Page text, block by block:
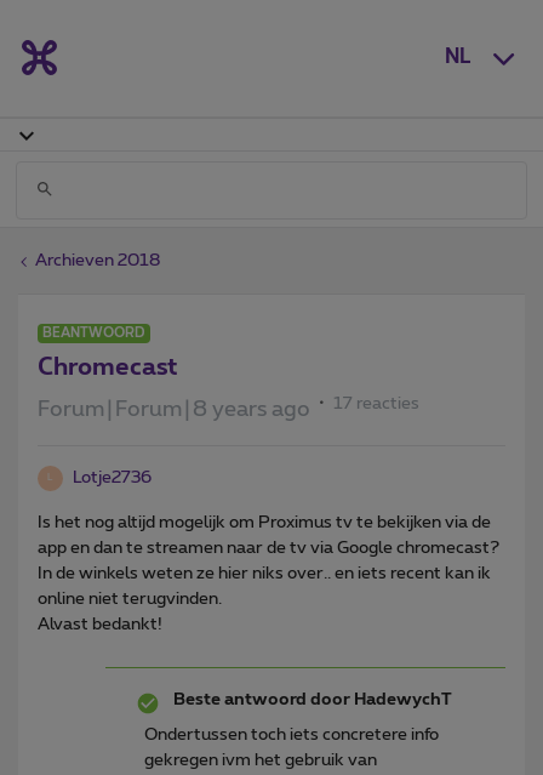
NL
Archieven 2018
BEANTWOORD
Chromecast
Forum|Forum|8 years ago 17 reacties
L Lotje2736
Is het nog altijd mogelijk om Proximus tv te bekijken via de
app en dan te streamen naar de tv via Google chromecast?
In de winkels weten ze hier niks over.. en iets recent kan ik
online niet terugvinden.
Alvast bedankt!
Beste antwoord door HadewychT
Ondertussen toch iets concretere info
gekregen ivm het gebruik van